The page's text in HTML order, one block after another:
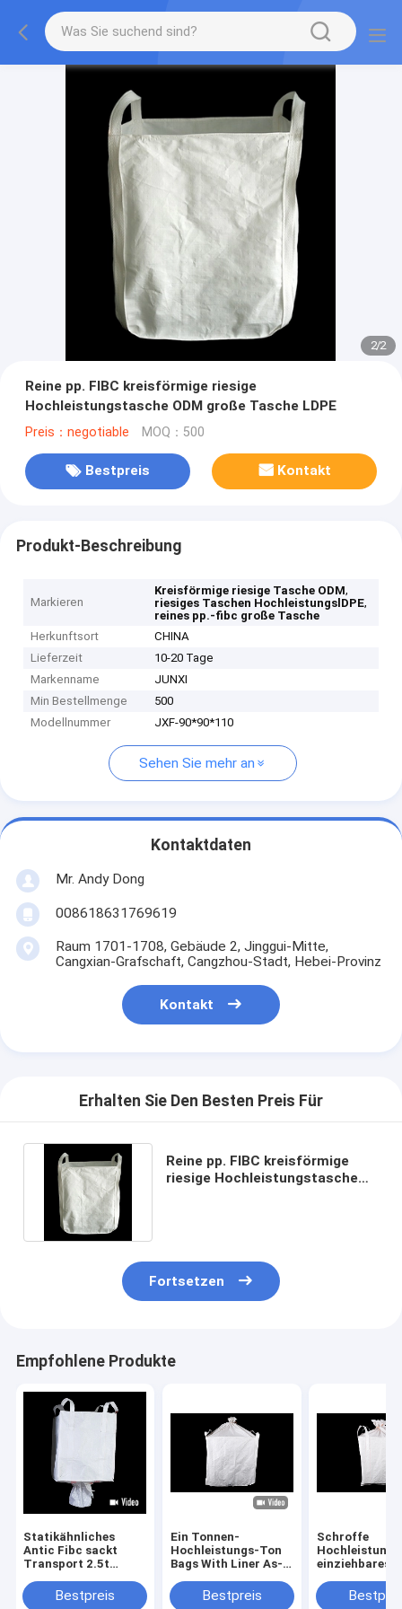
2/2
Reine pp. FIBC kreisförmige riesige
Hochleistungstasche ODM große Tasche LDPE
Preis：negotiable MOQ：500
Bestpreis Kontakt
Produkt-Beschreibung
Markieren
Kreisförmige riesige Tasche ODM,
riesiges Taschen HochleistungslDPE,
reines pp.-fibc große Tasche
Herkunftsort
CHINA
Lieferzeit
10-20 Tage
Markenname
JUNXI
Min Bestellmenge
500
Modellnummer
JXF-90*90*110
Sehen Sie mehr an
Kontaktdaten
Mr. Andy Dong
008618631769619
Raum 1701-1708, Gebäude 2, Jinggui-Mitte,
Cangxian-Grafschaft, Cangzhou-Stadt, Hebei-Provinz
Kontakt
Erhalten Sie Den Besten Preis Für
Reine pp. FIBC kreisförmige
riesige Hochleistungstasche
Fortsetzen
Empfohlene Produkte
Statikähnliches
Antic Fibc sackt
Transport 2.5t
Unterseite ein
Bestpreis
Ein Tonnen-
Hochleistungs-Ton
Bags With Liner As-
Lebensmittel
Bestpreis
Schroffe
einziehbares
Polypropylen